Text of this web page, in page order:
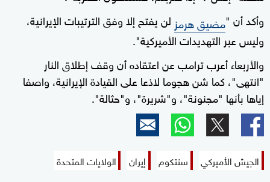
وأكد أن "مضيق هرمز لن يفتح إلا وفق الترتيبات الإيرانية،
وليس عبر التهديدات الأميركية".
والأربعاء أعرب ترامب عن اعتقاده أن وقف إطلاق النار
"انتهى"، كما شن هجوما لاذعا على القيادة الإيرانية، واصفا
إياها بأنها "مجنونة"، و"شريرة"، و"حثالة".
الجيش الأميركي سنتكوم إيران
الولايات المتحدة